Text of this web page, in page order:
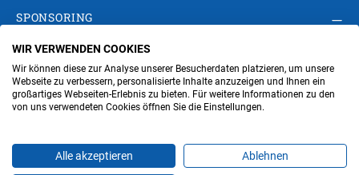
SPONSORING
AGB Privacy Policy
Impressum
Cookie-Einstellungen ändern
Verwaltung
WIR VERWENDEN COOKIES
Wir können diese zur Analyse unserer Besucherdaten platzieren, um unsere
Webseite zu verbessern, personalisierte Inhalte anzuzeigen und Ihnen ein
großartiges Webseiten-Erlebnis zu bieten. Für weitere Informationen zu den
von uns verwendeten Cookies öffnen Sie die Einstellungen.
Alle akzeptieren Ablehnen